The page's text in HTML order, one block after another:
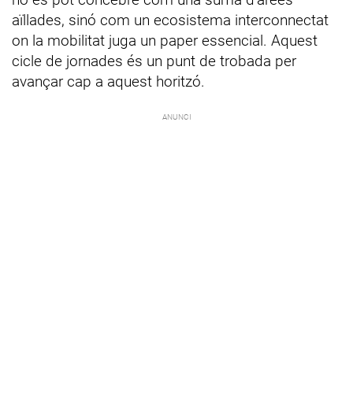
aïllades, sinó com un ecosistema interconnectat
on la mobilitat juga un paper essencial. Aquest
cicle de jornades és un punt de trobada per
avançar cap a aquest horitzó.